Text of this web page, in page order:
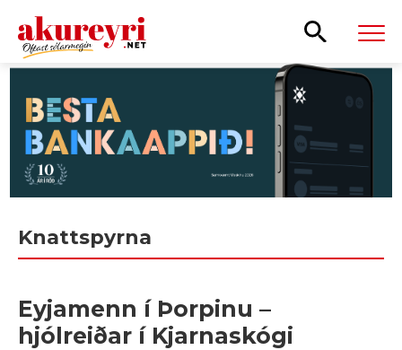
Knattspyrna
Eyjamenn í Þorpinu –
hjólreiðar í Kjarnaskógi